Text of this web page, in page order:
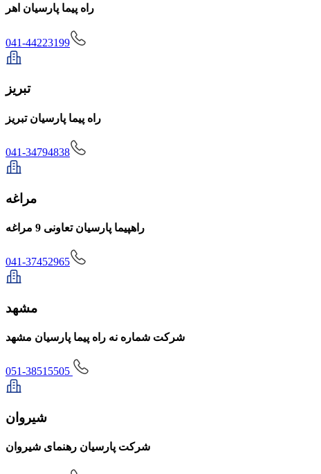
راه پیما پارسیان اهر
041-44223199
تبریز
راه پیما پارسیان تبریز
041-34794838
مراغه
راهپیما پارسیان تعاونی 9 مراغه
041-37452965
مشهد
شركت شماره نه راه پیما پارسیان مشهد
051-38515505
شیروان
شرکت پارسیان رهنمای شیروان